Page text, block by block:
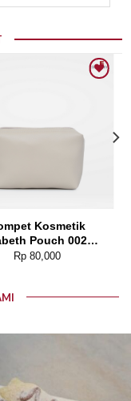
Kosmetik
Pouch 0029-
0702
Rp80,000